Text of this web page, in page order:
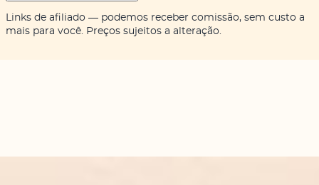
Links de afiliado — podemos receber comissão, sem custo a
mais para você. Preços sujeitos a alteração.